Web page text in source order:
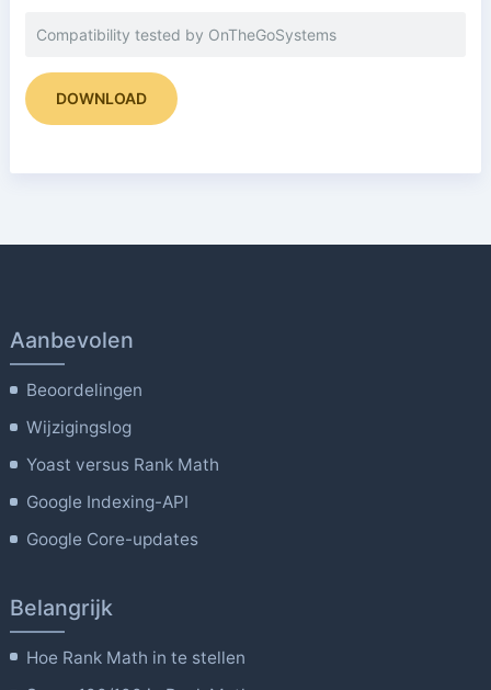
Compatibility tested by OnTheGoSystems
DOWNLOAD
Aanbevolen
Beoordelingen
Wijzigingslog
Yoast versus Rank Math
Google Indexing-API
Google Core-updates
Belangrijk
Hoe Rank Math in te stellen